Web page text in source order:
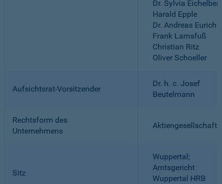
Dr. Sylvia
Harald Epple
Dr. Andreas Eurich
Frank Lamsfuß
Christian Ritz
Oliver Schoeller
Aufsichtsrat-Vorsitzender
Dr. h. c. Josef
Beutelmann
Rechtsform des
Unternehmens
Aktiengesellschaft
Sitz
Wuppertal;
Amtsgericht
Wuppertal HRB